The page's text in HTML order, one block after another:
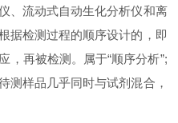
流动式自动生化分析仪和离
据检测过程的顺序设计的，即
，再被检测。属于“顺序分析”;
测样品几乎同时与试剂混合，